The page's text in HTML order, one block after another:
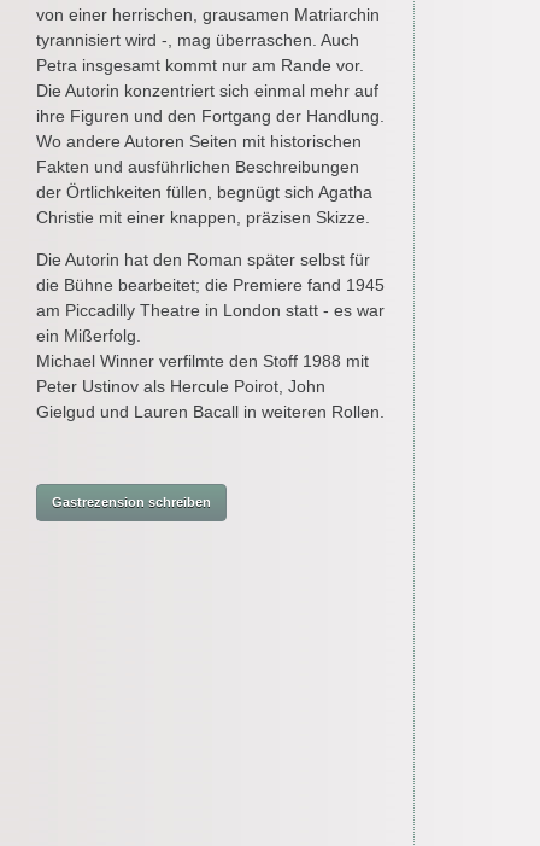
von einer herrischen, grausamen Matriarchin
tyrannisiert wird -, mag überraschen. Auch
Petra insgesamt kommt nur am Rande vor.
Die Autorin konzentriert sich einmal mehr auf
ihre Figuren und den Fortgang der Handlung.
Wo andere Autoren Seiten mit historischen
Fakten und ausführlichen Beschreibungen
der Örtlichkeiten füllen, begnügt sich Agatha
Christie mit einer knappen, präzisen Skizze.
Die Autorin hat den Roman später selbst für
die Bühne bearbeitet; die Premiere fand 1945
am Piccadilly Theatre in London statt - es war
ein Mißerfolg.
Michael Winner verfilmte den Stoff 1988 mit
Peter Ustinov als Hercule Poirot, John
Gielgud und Lauren Bacall in weiteren Rollen.